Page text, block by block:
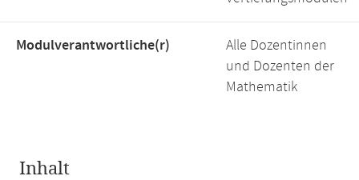
Modulverantwortliche(r)
Alle Dozentinnen
und Dozenten der
Mathematik
Inhalt